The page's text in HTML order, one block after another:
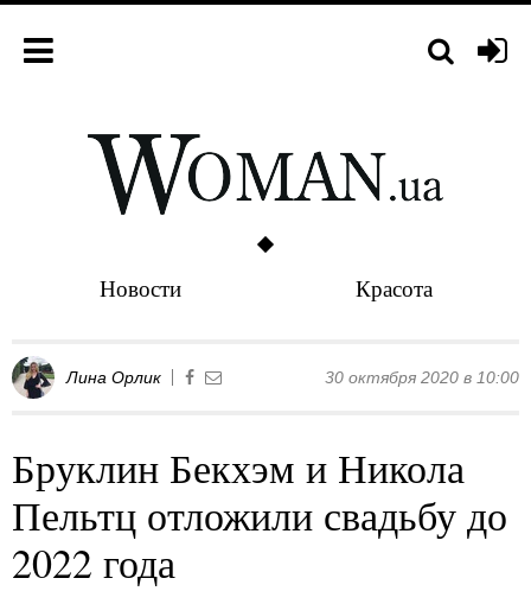
Новости Красота
Лина Орлик 30 октября 2020 в 10:00
Бруклин Бекхэм и Никола
Пельтц отложили свадьбу до
2022 года